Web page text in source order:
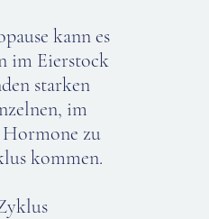
kann es
im Eierstock
starken
im
zu
kommen.